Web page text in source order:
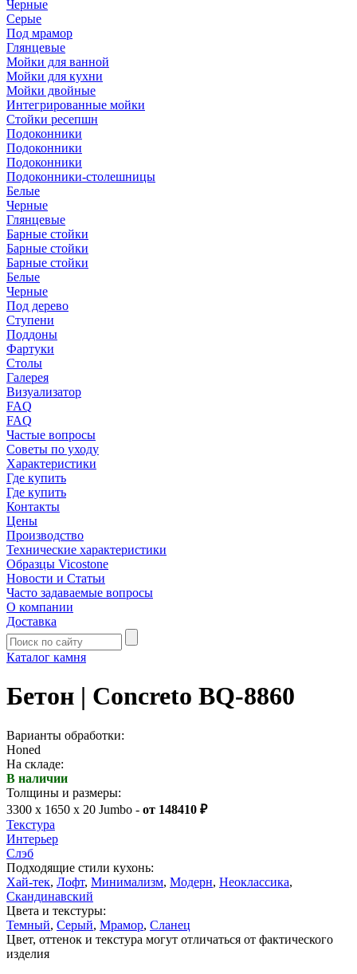
Черные
Серые
Под мрамор
Глянцевые
Мойки для ванной
Мойки для кухни
Мойки двойные
Интегрированные мойки
Стойки ресепшн
Подоконники
Подоконники
Подоконники
Подоконники-столешницы
Белые
Черные
Глянцевые
Барные стойки
Барные стойки
Барные стойки
Белые
Черные
Под дерево
Ступени
Поддоны
Фартуки
Столы
Галерея
Визуализатор
FAQ
FAQ
Частые вопросы
Советы по уходу
Характеристики
Где купить
Где купить
Контакты
Цены
Производство
Технические характеристики
Образцы Vicostone
Новости и Статьи
Часто задаваемые вопросы
О компании
Доставка
Каталог камня
Бетон | Concreto BQ-8860
Варианты обработки:
Honed
На складе:
В наличии
Толщины и размеры:
3300 x 1650 x 20 Jumbo - от 148410 ₽
Текстура
Интерьер
Слэб
Подходящие стили кухонь:
Хай-тек, Лофт, Минимализм, Модерн, Неоклассика,
Скандинавский
Цвета и текстуры:
Темный, Серый, Мрамор, Сланец
Цвет, оттенок и текстура могут отличаться от фактического
изделия